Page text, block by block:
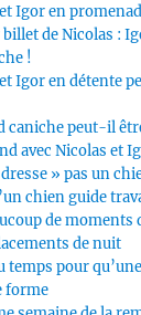
Igor en
de Nicolas :
!
Igor en détente
caniche peut-il
avec Nicolas et
» pas un
chien guide
de moments
de nuit
temps pour
forme